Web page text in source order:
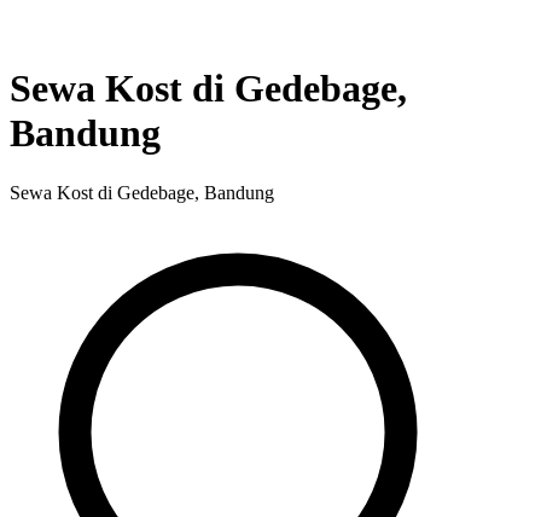
Sewa Kost di Gedebage,
Bandung
Sewa Kost di Gedebage, Bandung